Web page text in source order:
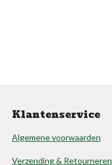
Klantenservice
Algemene voorwaarden
Verzending & Retourneren